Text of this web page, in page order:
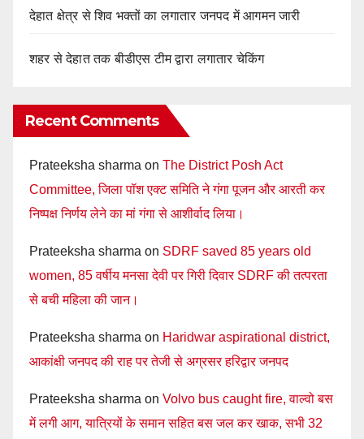
देहात क्षेत्र से शिव भक्तों का लगातार जनपद में आगमन जारी
शहर से देहात तक बीडीएस टीम द्वारा लगातार चेकिंग
Recent Comments
Prateeksha sharma on The District Posh Act
Committee, जिला पॉश एक्ट समिति ने गंगा पूजन और आरती कर
निष्पक्ष निर्णय लेने का मां गंगा से आशीर्वाद लिया।
Prateeksha sharma on SDRF saved 85 years old
women, 85 वर्षीय मनसा देवी पर गिरी दिवार SDRF की तत्परता
से बची महिला की जान।
Prateeksha sharma on Haridwar aspirational district,
आकांक्षी जनपद की राह पर तेजी से अग्रसर हरिद्वार जनपद
Prateeksha sharma on Volvo bus caught fire, वाल्वो बस
में लगी आग, यात्रियों के समान सहित बस जल कर खाक, सभी 32